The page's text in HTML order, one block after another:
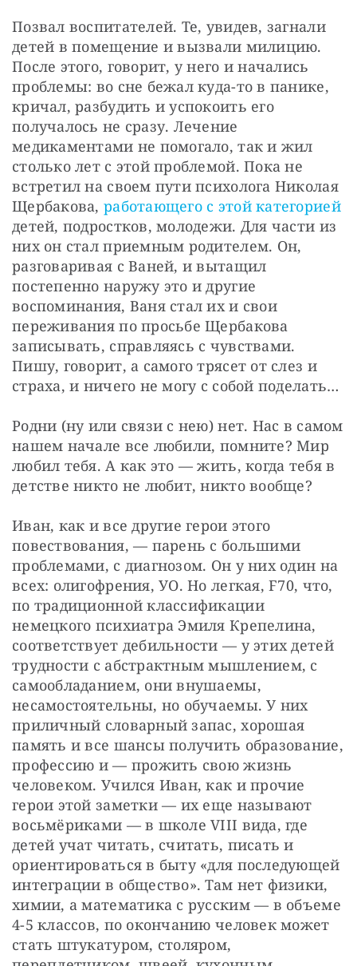
Позвал воспитателей. Те, увидев, загнали
детей в помещение и вызвали милицию.
После этого, говорит, у него и начались
проблемы: во сне бежал куда-то в панике,
кричал, разбудить и успокоить его
получалось не сразу. Лечение
медикаментами не помогало, так и жил
столько лет с этой проблемой. Пока не
встретил на своем пути психолога Николая
Щербакова, работающего с этой категорией
детей, подростков, молодежи. Для части из
них он стал приемным родителем. Он,
разговаривая с Ваней, и вытащил
постепенно наружу это и другие
воспоминания, Ваня стал их и свои
переживания по просьбе Щербакова
записывать, справляясь с чувствами.
Пишу, говорит, а самого трясет от слез и
страха, и ничего не могу с собой поделать…
Родни (ну или связи с нею) нет. Нас в самом
нашем начале все любили, помните? Мир
любил тебя. А как это — жить, когда тебя в
детстве никто не любит, никто вообще?
Иван, как и все другие герои этого
повествования, — парень с большими
проблемами, с диагнозом. Он у них один на
всех: олигофрения, УО. Но легкая, F70, что,
по традиционной классификации
немецкого психиатра Эмиля Крепелина,
соответствует дебильности — у этих детей
трудности с абстрактным мышлением, с
самообладанием, они внушаемы,
несамостоятельны, но обучаемы. У них
приличный словарный запас, хорошая
память и все шансы получить образование,
профессию и — прожить свою жизнь
человеком. Учился Иван, как и прочие
герои этой заметки — их еще называют
восьмёриками — в школе VIII вида, где
детей учат читать, считать, писать и
ориентироваться в быту «для последующей
интеграции в общество». Там нет физики,
химии, а математика с русским — в объеме
4-5 классов, по окончанию человек может
стать штукатуром, столяром,